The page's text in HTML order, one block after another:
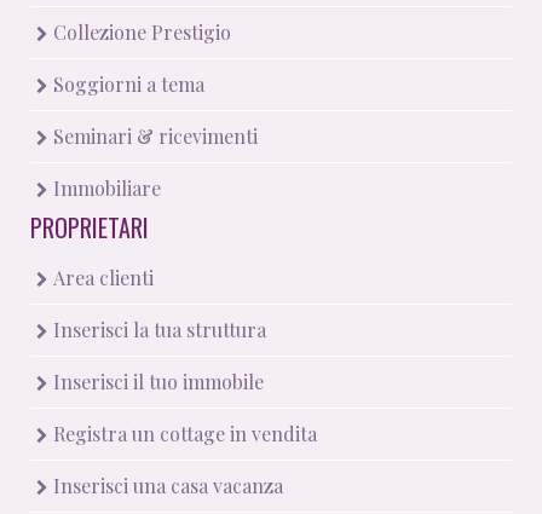
Collezione Prestigio
Soggiorni a tema
Seminari & ricevimenti
Immobiliare
PROPRIETARI
Area clienti
Inserisci la tua struttura
Inserisci il tuo immobile
Registra un cottage in vendita
Inserisci una casa vacanza